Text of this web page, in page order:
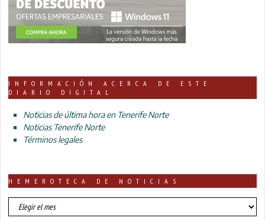
INFORMACIÓN ACERCA DE ESTE
DIARIO DIGITAL
Noticias de última hora en Tenerife Norte
Noticias Tenerife Norte
Términos legales
HEMEROTECA DE NOTICIAS
HEMEROTECA
DE